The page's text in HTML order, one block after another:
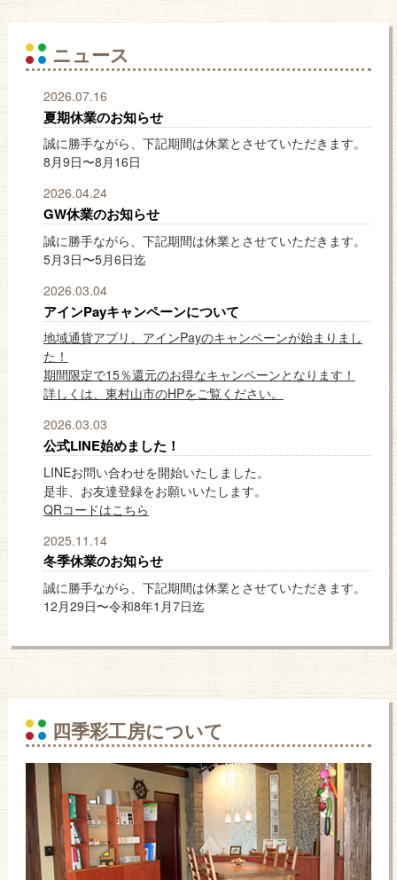
ニュース
2026.07.16
夏期休業のお知らせ
誠に勝手ながら、下記期間は休業とさせていただきます。
8月9日〜8月16日
2026.04.24
GW休業のお知らせ
誠に勝手ながら、下記期間は休業とさせていただきます。
5月3日〜5月6日迄
2026.03.04
アインPayキャンペーンについて
地域通貨アプリ、アインPayのキャンペーンが始まりまし
た！
期間限定で15％還元のお得なキャンペーンとなります！
詳しくは、東村山市のHPをご覧ください。
2026.03.03
公式LINE始めました！
LINEお問い合わせを開始いたしました。
是非、お友達登録をお願いいたします。
QRコードはこちら
2025.11.14
冬季休業のお知らせ
誠に勝手ながら、下記期間は休業とさせていただきます。
12月29日〜令和8年1月7日迄
四季彩工房について